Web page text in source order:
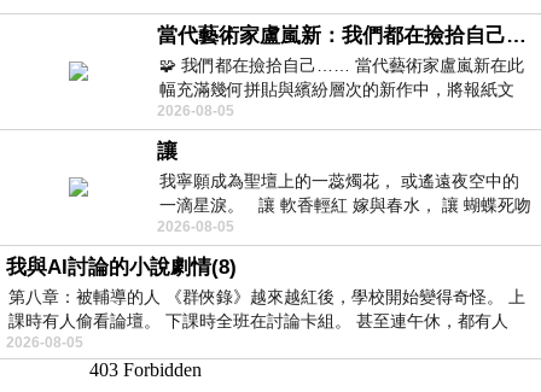
當代藝術家盧嵐新：我們都在撿拾自己，將散落的情緒與碎片，拼回生命完整的輪廓
🧩 我們都在撿拾自己…… 當代藝術家盧嵐新在此
幅充滿幾何拼貼與繽紛層次的新作中，將報紙文
字、彩色剪紙與明亮顏料層層
2026-08-05
讓
我寧願成為聖壇上的一蕊燭花， 或遙遠夜空中的
一滴星淚。 讓 軟香輕紅 嫁與春水， 讓 蝴蝶死吻
夏日最後一瓣玫瑰， 讓
2026-08-05
我與AI討論的小說劇情(8)
第八章：被輔導的人 《群俠錄》越來越紅後，學校開始變得奇怪。 上
課時有人偷看論壇。 下課時全班在討論卡組。 甚至連午休，都有人
2026-08-05